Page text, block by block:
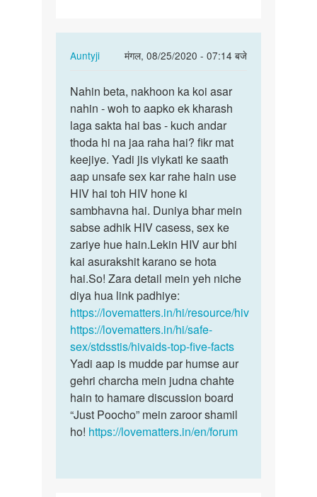
Auntyji
मंगल, 08/25/2020 - 07:14 बजे
In
to
Sir
kise
hiv
pesant
ke
nakun…
by
Rajesh
Nahin
beta,
nakhoon
ka
koi…
Nahin beta, nakhoon ka koi asar
nahin - woh to aapko ek kharash
laga sakta hai bas - kuch andar
thoda hi na jaa raha hai? fikr mat
keejiye. Yadi jis viykati ke saath
aap unsafe sex kar rahe hain use
HIV hai toh HIV hone ki
sambhavna hai. Duniya bhar mein
sabse adhik HIV casess, sex ke
zariye hue hain.Lekin HIV aur bhi
kai asurakshit karano se hota
hai.So! Zara detail mein yeh niche
diya hua link padhiye:
https://lovematters.in/hi/resource/hiv
https://lovematters.in/hi/safe-
sex/stdsstis/hivaids-top-five-facts
Yadi aap is mudde par humse aur
gehri charcha mein judna chahte
hain to hamare discussion board
“Just Poocho” mein zaroor shamil
ho! https://lovematters.in/en/forum